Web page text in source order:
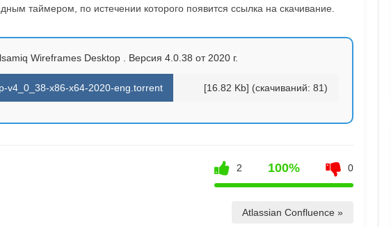
таймером, по истечении которого появится ссылка на скачивание.
Wireframes Desktop . Версия 4.0.38 от 2020 г.
v4_0_38-x86-x64-2020-eng.torrent [16.82 Kb] (cкачиваний: 81)
2 100% 0
Atlassian Confluence »